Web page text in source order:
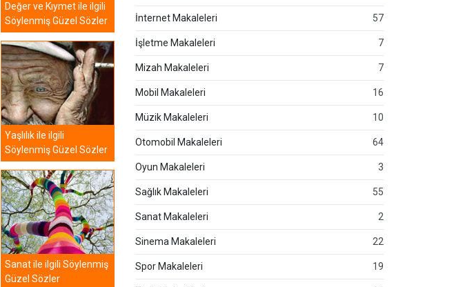
Değer ve Kıymet ile ilgili
Söylenmiş Güzel Sözler
Yaşlılık ile ilgili
Söylenmiş Güzel Sözler
Sanat ile ilgili Söylenmiş
Güzel Sözler
İnternet Makaleleri 57
İşletme Makaleleri 7
Mizah Makaleleri 7
Mobil Makaleleri 16
Müzik Makaleleri 10
Otomobil Makaleleri 64
Oyun Makaleleri 3
Sağlık Makaleleri 55
Sanat Makaleleri 2
Sinema Makaleleri 22
Spor Makaleleri 19